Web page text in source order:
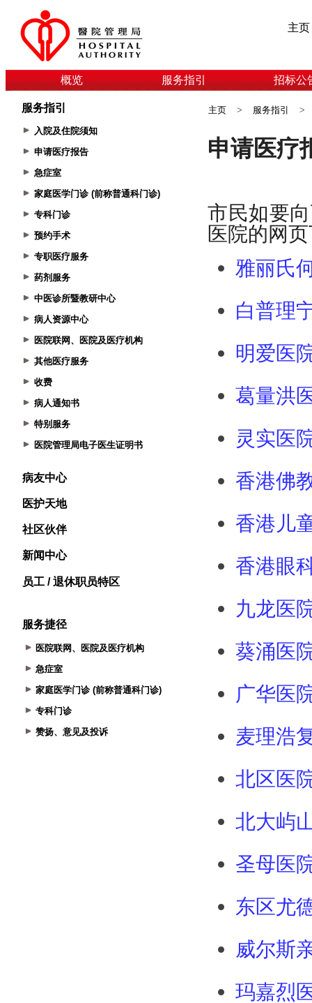
主页
概览 服务指引 招标公
服务指引
入院及住院须知
申请医疗报告
急症室
家庭医学门诊 (前称普通科门诊)
专科门诊
预约手术
专职医疗服务
药剂服务
中医诊所暨教研中心
病人资源中心
医院联网、医院及医疗机构
其他医疗服务
收费
病人通知书
特别服务
医院管理局电子医生证明书
病友中心
医护天地
社区伙伴
新闻中心
员工 / 退休职员特区
服务捷径
医院联网、医院及医疗机构
急症室
家庭医学门诊 (前称普通科门诊)
专科门诊
赞扬、意见及投诉
主页 > 服务指引 >